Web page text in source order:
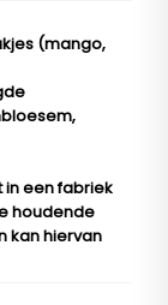
(mango,
in een fabriek
houdende
kan hiervan